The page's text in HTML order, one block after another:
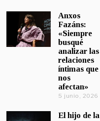
Anxos
Fazáns:
«Siempre
busqué
analizar las
relaciones
íntimas que
nos
afectan»
5 junio, 2026
El hijo de la